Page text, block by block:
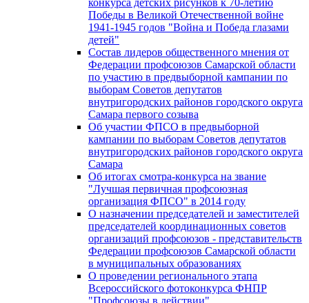
Победы в Великой Отечественной войне
1941-1945 годов "Война и Победа глазами
детей"
Состав лидеров общественного мнения от
Федерации профсоюзов Самарской области
по участию в предвыборной кампании по
выборам Советов депутатов
внутригородских районов городского округа
Самара первого созыва
Об участии ФПСО в предвыборной
кампании по выборам Советов депутатов
внутригородских районов городского округа
Самара
Об итогах смотра-конкурса на звание
"Лучшая первичная профсоюзная
организация ФПСО" в 2014 году
О назначении председателей и заместителей
председателей координационных советов
организаций профсоюзов - представительств
Федерации профсоюзов Самарской области
в муниципальных образованиях
О проведении регионального этапа
Всероссийского фотоконкурса ФНПР
"Профсоюзы в действии"